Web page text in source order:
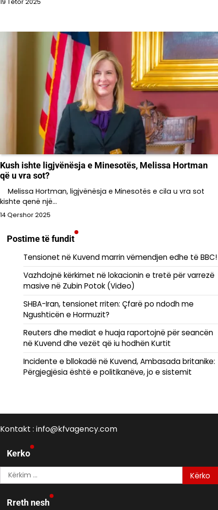
19 Tetor 2025
Kush ishte ligjvënësja e Minesotës, Melissa Hortman
që u vra sot?
Melissa Hortman, ligjvënësja e Minesotës e cila u vra sot
kishte qenë një…
14 Qershor 2025
Postime të fundit
Tensionet në Kuvend marrin vëmendjen edhe të BBC!
Vazhdojnë kërkimet në lokacionin e tretë për varrezë
masive në Zubin Potok (Video)
SHBA-Iran, tensionet rriten: Çfarë po ndodh me
Ngushticën e Hormuzit?
Reuters dhe mediat e huaja raportojnë për seancën
në Kuvend dhe vezët që iu hodhën Kurtit
Incidente e bllokadë në Kuvend, Ambasada britanike:
Përgjegjësia është e politikanëve, jo e sistemit
Kontakt : info@kfvagency.com
Kerko
Kërko
për:
Rreth nesh